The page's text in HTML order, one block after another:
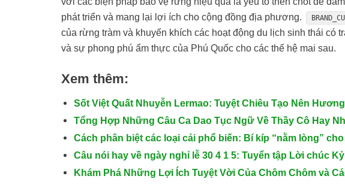
phát triển và mang lại lợi ích cho cộng đồng địa phương.
của rừng tràm và khuyến khích các hoạt động du lịch sinh thái có
và sự phong phú ẩm thực của Phú Quốc cho các thế hệ mai sau.
Xem thêm:
Sốt Việt Quất Nhuyễn Lermao: Tuyệt Chiêu Tạo Nên
Tổng Hợp Những Câu Ca Dao Tục Ngữ Về Thầy Cô Hay
Cách phân biệt các loại cải phổ biến: Bí kíp “nằm lòng”
Câu nói hay về ngày nghỉ lễ 30 4 1 5: Tuyển tập Lời chúc
Khám Phá Những Lợi Ích Tuyệt Vời Của Chôm Chôm và